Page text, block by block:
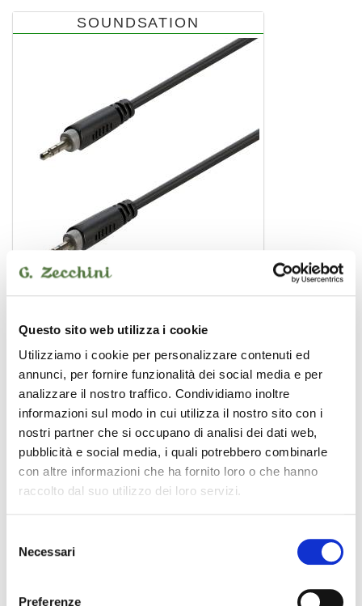
Questo sito web utilizza i cookie
Utilizziamo i cookie per personalizzare contenuti ed
annunci, per fornire funzionalità dei social media e per
analizzare il nostro traffico. Condividiamo inoltre
informazioni sul modo in cui utilizza il nostro sito con i
nostri partner che si occupano di analisi dei dati web,
pubblicità e social media, i quali potrebbero combinarle
con altre informazioni che ha fornito loro o che hanno
raccolto dal suo utilizzo dei loro servizi.
delNecessari
Preferenze
SOUNDSATION
PROEL